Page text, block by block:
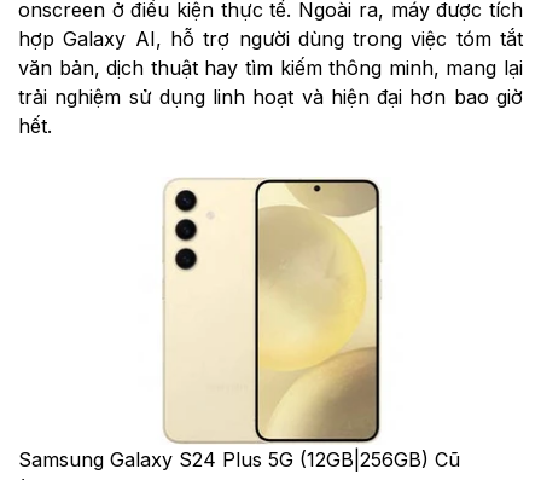
onscreen ở điều kiện thực tế. Ngoài ra, máy được tích
hợp Galaxy AI, hỗ trợ người dùng trong việc tóm tắt
văn bản, dịch thuật hay tìm kiếm thông minh, mang lại
trải nghiệm sử dụng linh hoạt và hiện đại hơn bao giờ
hết.
Samsung Galaxy S24 Plus 5G (12GB|256GB) Cũ